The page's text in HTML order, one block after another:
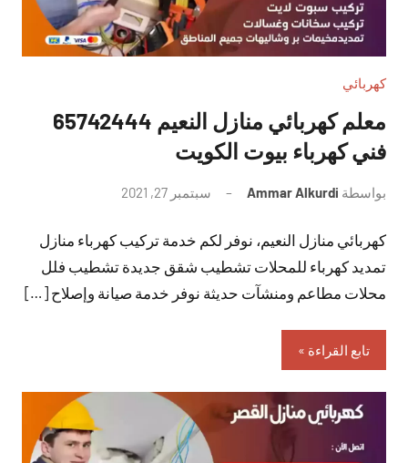
كهربائي
معلم كهربائي منازل النعيم 65742444
فني كهرباء بيوت الكويت
بواسطة Ammar Alkurdi سبتمبر 27, 2021
تعليقات
كهربائي منازل النعيم، نوفر لكم خدمة تركيب كهرباء منازل
تمديد كهرباء للمحلات تشطيب شقق جديدة تشطيب فلل
محلات مطاعم ومنشآت حديثة نوفر خدمة صيانة وإصلاح […]
تابع القراءة